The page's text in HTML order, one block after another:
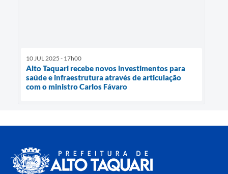
10 JUL 2025 - 17h00
Alto Taquari recebe novos investimentos para
saúde e infraestrutura através de articulação
com o ministro Carlos Fávaro